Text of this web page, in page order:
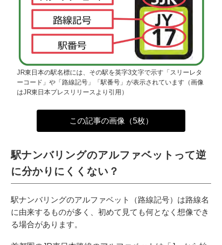
JR東日本の駅名標には、その駅を英字3文字で示す「スリーレタ
ーコード」や「路線記号」「駅番号」が表示されています（画像
はJR東日本プレスリリースより引用）
この記事の画像（5枚）
駅ナンバリングのアルファベットって逆
に分かりにくくない？
駅ナンバリングのアルファベット（路線記号）は路線名
に由来するものが多く、初めて見ても何となく想像でき
る場合があります。